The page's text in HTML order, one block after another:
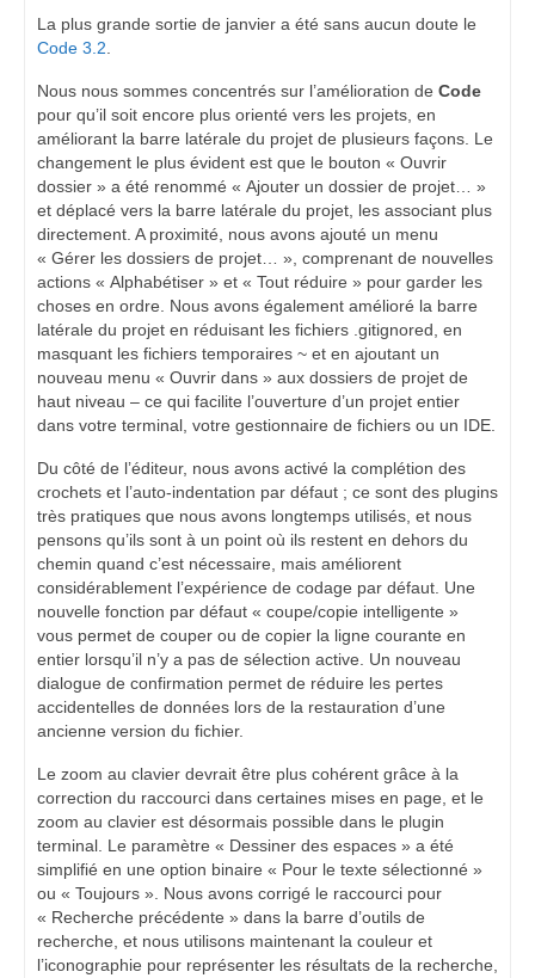
La plus grande sortie de janvier a été sans aucun doute le
Code 3.2
Nous nous sommes concentrés sur l’amélioration de Code
pour qu’il soit encore plus orienté vers les projets, en
améliorant la barre latérale du projet de plusieurs façons. Le
changement le plus évident est que le bouton « Ouvrir
dossier » a été renommé « Ajouter un dossier de projet… »
et déplacé vers la barre latérale du projet, les associant plus
directement. A proximité, nous avons ajouté un menu
« Gérer les dossiers de projet… », comprenant de nouvelles
actions « Alphabétiser » et « Tout réduire » pour garder les
choses en ordre. Nous avons également amélioré la barre
latérale du projet en réduisant les fichiers .gitignored, en
masquant les fichiers temporaires ~ et en ajoutant un
nouveau menu « Ouvrir dans » aux dossiers de projet de
haut niveau – ce qui facilite l’ouverture d’un projet entier
dans votre terminal, votre gestionnaire de fichiers ou un IDE.
Du côté de l’éditeur, nous avons activé la complétion des
crochets et l’auto-indentation par défaut ; ce sont des plugins
très pratiques que nous avons longtemps utilisés, et nous
pensons qu’ils sont à un point où ils restent en dehors du
chemin quand c’est nécessaire, mais améliorent
considérablement l’expérience de codage par défaut. Une
nouvelle fonction par défaut « coupe/copie intelligente »
vous permet de couper ou de copier la ligne courante en
entier lorsqu’il n’y a pas de sélection active. Un nouveau
dialogue de confirmation permet de réduire les pertes
accidentelles de données lors de la restauration d’une
ancienne version du fichier.
Le zoom au clavier devrait être plus cohérent grâce à la
correction du raccourci dans certaines mises en page, et le
zoom au clavier est désormais possible dans le plugin
terminal. Le paramètre « Dessiner des espaces » a été
simplifié en une option binaire « Pour le texte sélectionné »
ou « Toujours ». Nous avons corrigé le raccourci pour
« Recherche précédente » dans la barre d’outils de
recherche, et nous utilisons maintenant la couleur et
l’iconographie pour représenter les résultats de la recherche,